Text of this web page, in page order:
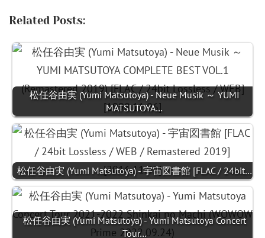
Related Posts:
松任谷由実 (Yumi Matsutoya) - Neue Musik ～ YUMI
MATSUTOYA…
松任谷由実 (Yumi Matsutoya) - 宇宙図書館 [FLAC / 24bit…
松任谷由実 (Yumi Matsutoya) - Yumi Matsutoya Concert
Tour…